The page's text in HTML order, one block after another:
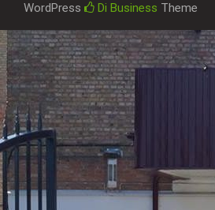
WordPress
Di Business Theme